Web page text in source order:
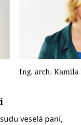
Ing. arch. Kamila
veselá paní,